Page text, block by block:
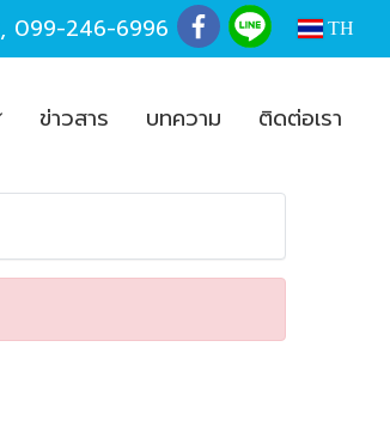
, 099-246-6996 TH
ข่าวสาร บทความ ติดต่อเรา